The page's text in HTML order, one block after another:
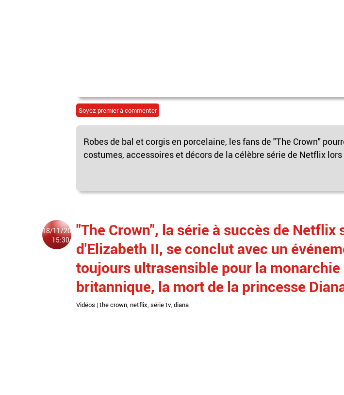
Soyez premier à commenter
Robes de bal et corgis en porcelaine, les fans de "The Crown"
costumes, accessoires et décors de la célèbre série de Netflix lors
18/11/2023
15:30
"The Crown", la série à succès de Netflix
d'Elizabeth II, se conclut avec un
toujours ultrasensible pour la monarchie
britannique, la mort de la princesse
Vidéos | the crown, netflix, série tv, diana